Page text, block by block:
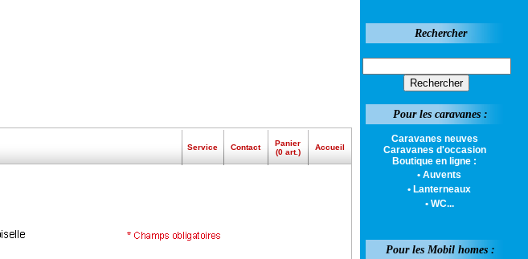
Service Contact
Panier
(0 art.)
Accueil
Rechercher
Pour les caravanes :
Caravanes neuves
Caravanes d'occasion
Boutique en ligne :
• Auvents
• Lanterneaux
• WC...
Pour les Mobil homes :